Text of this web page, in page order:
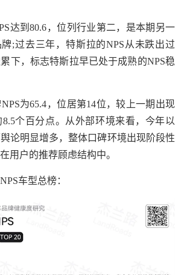
到80.6，位列行业第二，是本期另一
;过去三年，特斯拉的NPS从未跌出过
下，标志特斯拉早已处于成熟的NPS稳
为65.4，位居第14位，较上一期出现
个百分点。从外部环境来看，今年以
论明显增多，整体口碑环境出现阶段性
用户的推荐顾虑结构中。
车型总榜：